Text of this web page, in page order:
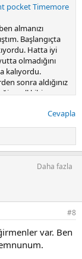
pocketTimemore
almanızı
Başlangıçta
Hatta iyi
olmadığını
kalıyordu.
sonra aldığınız
null kibingo
Kahvelerin
dün c40'la bir
ederim
ben almanızı
da
öğütümlerin eşit
parçalar
Cevapla
Daha fazla
#8
var. Ben